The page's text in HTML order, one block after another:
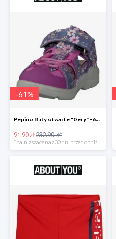
-61%
Pepino Buty otwarte "Gery" -61%
91.90 zł232.90 zł*